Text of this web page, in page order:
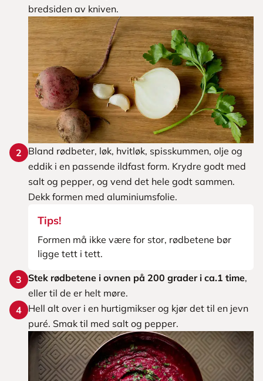
bredsiden av kniven.
2
Bland rødbeter, løk, hvitløk, spisskummen, olje og
eddik i en passende ildfast form. Krydre godt med
salt og pepper, og vend det hele godt sammen.
Dekk formen med aluminiumsfolie.
Tips!
Formen må ikke være for stor, rødbetene bør
ligge tett i tett.
3 Stek rødbetene i ovnen på 200 grader i ca.1 time,
eller til de er helt møre.
4 Hell alt over i en hurtigmikser og kjør det til en jevn
puré. Smak til med salt og pepper.